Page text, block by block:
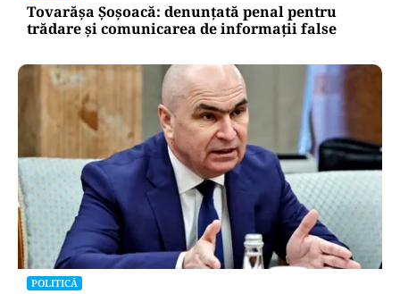
Tovarășa Șoșoacă: denunțată penal pentru
trădare și comunicarea de informații false
POLITICĂ